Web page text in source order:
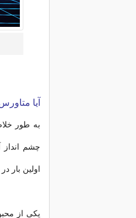
آیا
به طور
اولین بار در اوایل دهه 1990
یکی از